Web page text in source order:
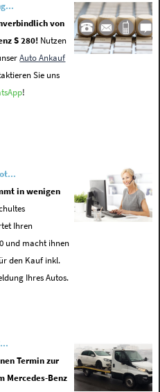
von
S 280! Nutzen
Auto Ankauf
Sie uns
!
in wenigen
Ihren
und macht ihnen
den Kauf inkl.
Ihres Autos.
Termin zur
Mercedes-Benz